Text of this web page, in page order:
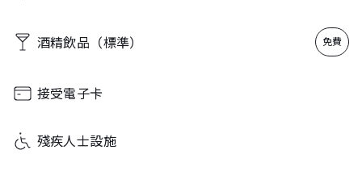
Sunday 00:00 - 23:59
酒精飲品（標準） 免費
接受電子卡
殘疾人士設施